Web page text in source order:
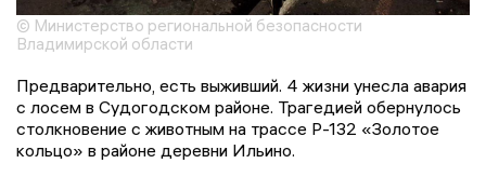
© Министерство региональной безопасности
Владимирской области
Предварительно, есть выживший. 4 жизни унесла авария
с лосем в Судогодском районе. Трагедией обернулось
столкновение с животным на трассе Р-132 «Золотое
кольцо» в районе деревни Ильино.